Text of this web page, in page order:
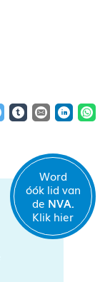
Word
óók lid van
de NVA.
Klik hier